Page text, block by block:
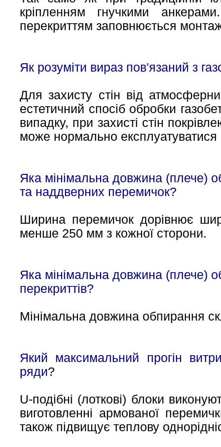
кріпленням гнучкими
перекриттям заповнюється
Як розуміти вираз пов'язаний з
Для захисту стін від
естетичний спосіб обробки
випадку, при захисті стін
може нормально експлуатуватися
Яка мінімальна довжина (плече)
та наддверних перемичок?
Ширина перемичок дорівнює
менше 250 мм з кожної сторони.
Яка мінімальна довжина (плече)
перекриттів?
Мінімальна довжина обпирання
Який максимальний прогін
ряди?
U-подібні (лоткові) блоки
виготовленні армованої
також підвищує теплову